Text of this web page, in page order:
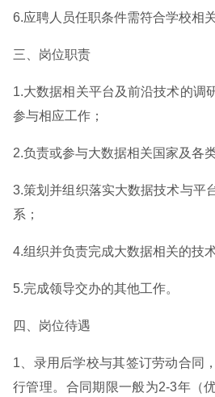
6.应聘人员任职条件需符合学校相关
三、岗位职责
1.大数据相关平台及前沿技术的调
参与相应工作；
2.负责或参与大数据相关国家及各
3.策划并组织落实大数据技术与平
系；
4.组织并负责完成大数据相关的技
5.完成领导交办的其他工作。
四、岗位待遇
1、录用后学校与其签订劳动合同
行管理。合同期限一般为2-3年（